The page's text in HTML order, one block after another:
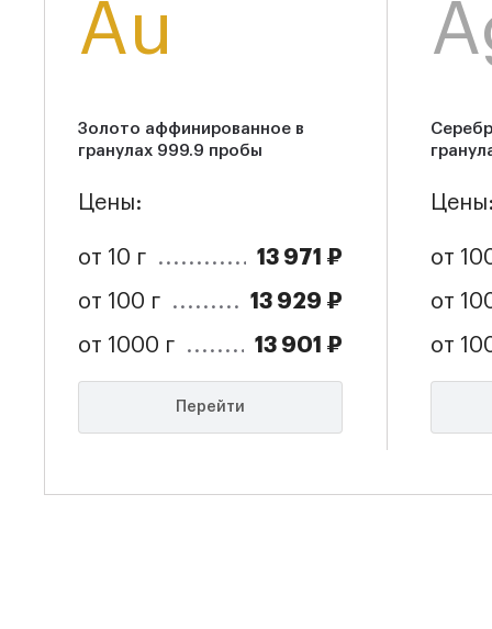
Au
Золото аффинированное в
гранулах 999.9 пробы
Цены:
от 10 г 13 971 ₽
от 100 г 13 929 ₽
от 1000 г 13 901 ₽
Перейти
от
от
от